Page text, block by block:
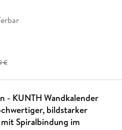
€
- KUNTH Wandkalender
bildstarker
Spiralbindung im